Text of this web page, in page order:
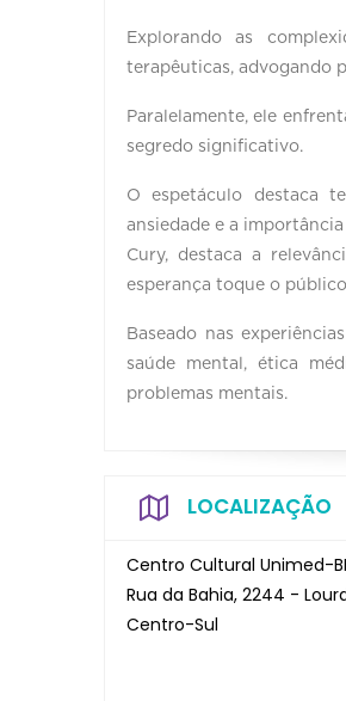
Explorando as
terapêuticas, advogando
Paralelamente, ele
segredo signiﬁcativo.
O espetáculo destaca
ansiedade e a
Cury, destaca a
esperança toque o
Baseado nas
saúde mental, ética
problemas mentais.
LOCALIZAÇÃO
Centro Cultural Unimed-
Rua da Bahia, 2244 -
Centro-Sul